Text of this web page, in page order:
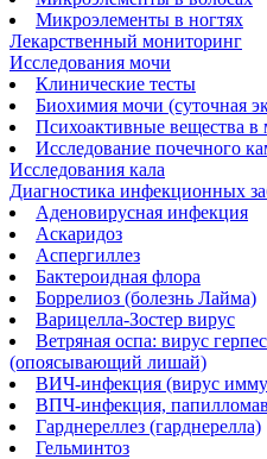
Микроэлементы в ногтях
Лекарственный мониторинг
Исследования мочи
Клинические тесты
Биохимия мочи (суточная
Психоактивные вещества в
Исследование почечного
Исследования кала
Диагностика инфекционных
Аденовирусная инфекция
Аскаридоз
Аспергиллез
Бактероидная флора
Боррелиоз (болезнь Лайма)
Варицелла-Зостер вирус
Ветряная оспа: вирус
(опоясывающий лишай)
ВИЧ-инфекция (вирус
ВПЧ-инфекция,
Гарднереллез (гарднерелла)
Гельминтоз